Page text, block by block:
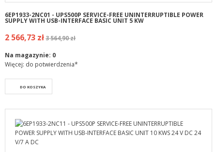
6EP1933-2NC01 - UPS500P SERVICE-FREE UNINTERRUPTIBLE POWER
SUPPLY WITH USB-INTERFACE BASIC UNIT 5 KW
2 566,73 zł3 564,90 zł
Na magazynie: 0
Więcej: do potwierdzenia*
DO KOSZYKA